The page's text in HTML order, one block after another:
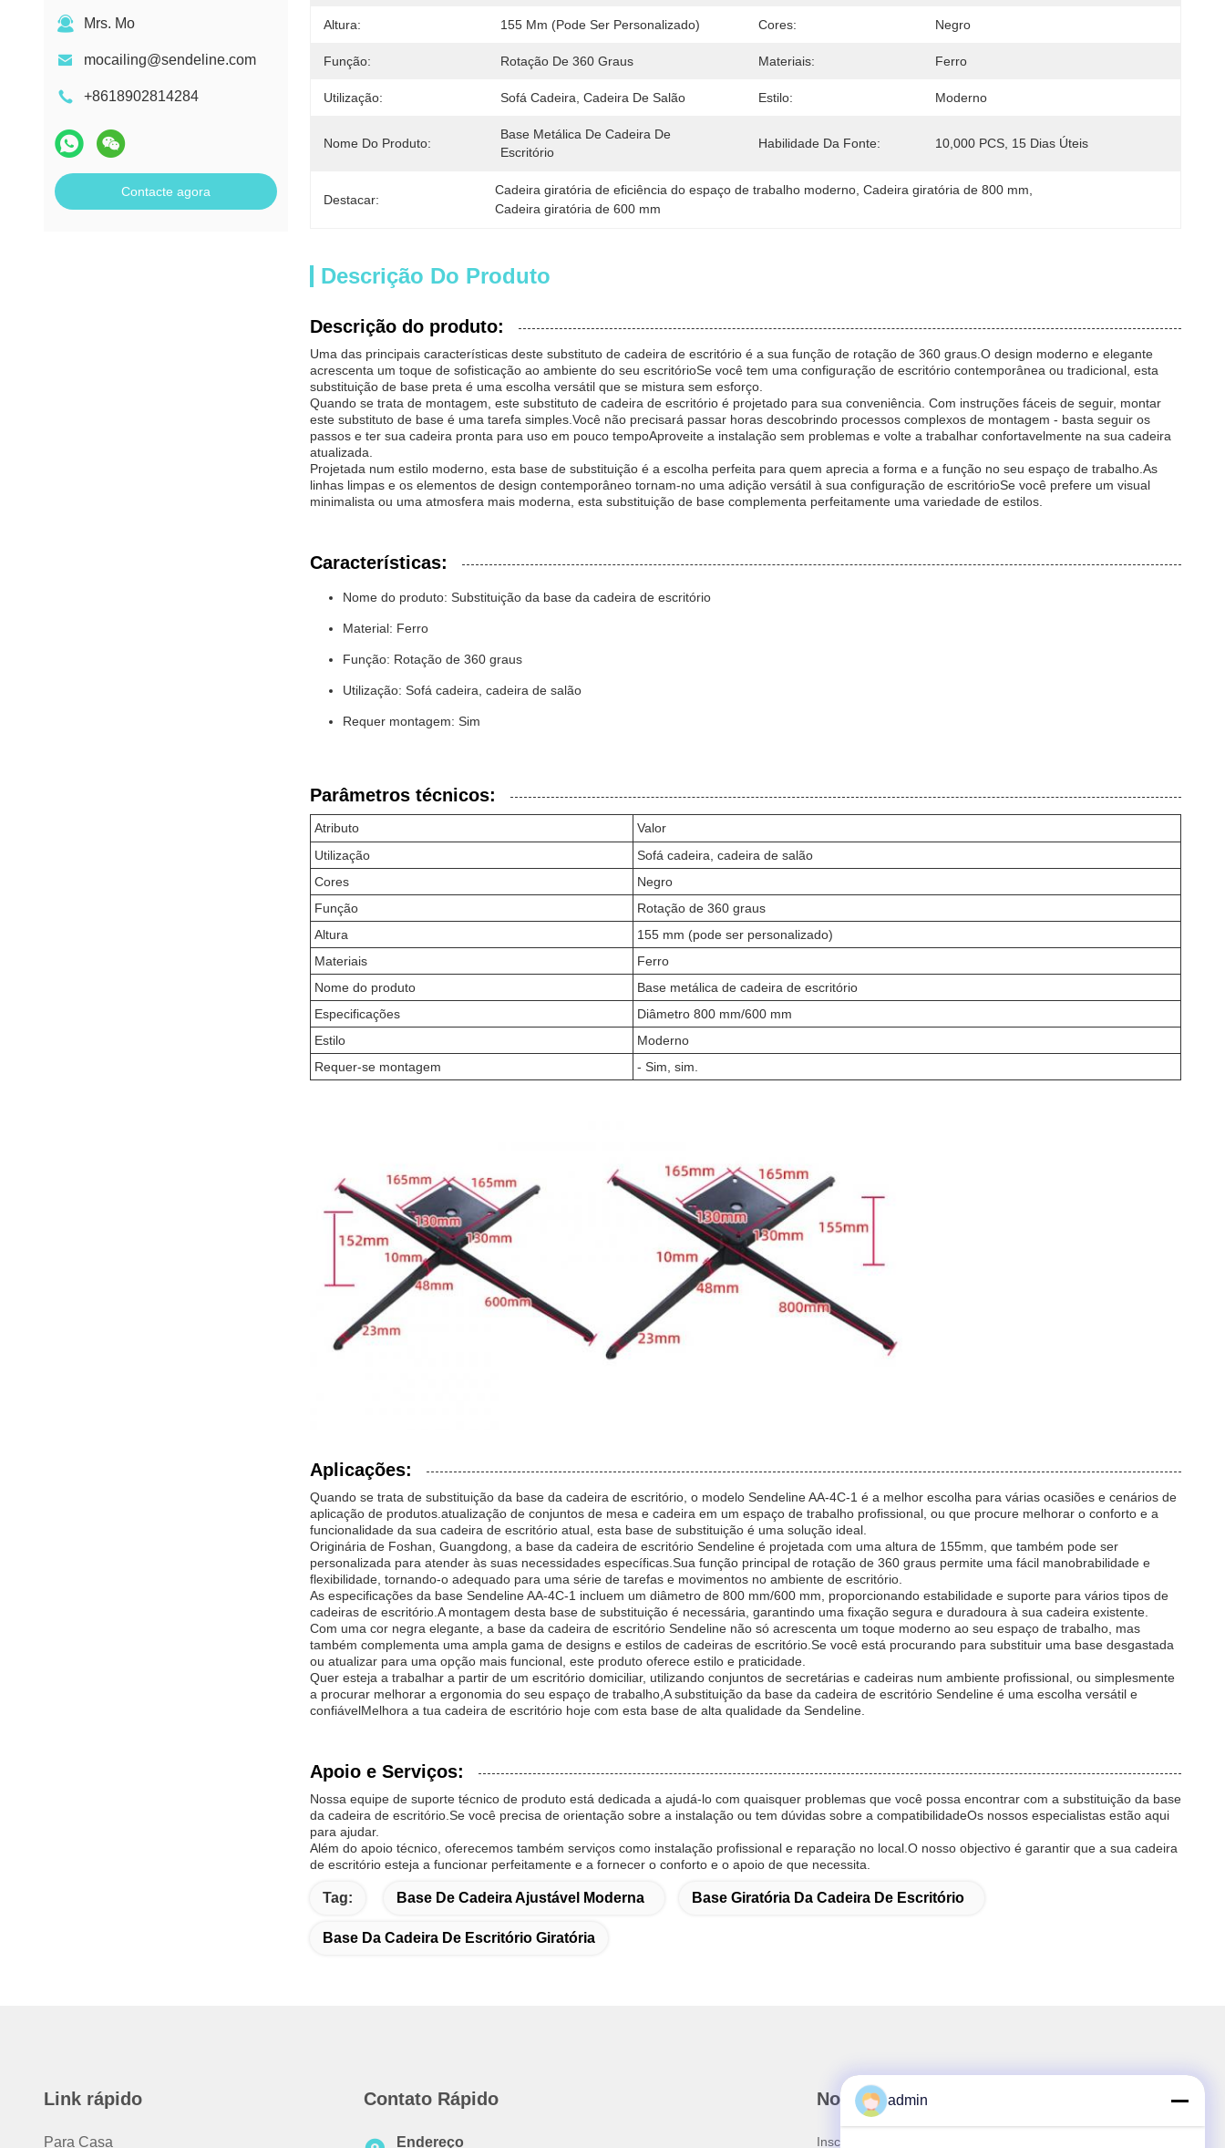
Mrs. Mo
mocailing@sendeline.com
+8618902814284
Contacte agora
Altura: 155 Mm (pode Ser Personalizado) Cores: Negro
Função: Rotação De 360 Graus Materiais: Ferro
Utilização: Sofá Cadeira, Cadeira De Salão Estilo: Moderno
Nome Do Produto:
Base Metálica De Cadeira De
Escritório
Habilidade Da Fonte: 10,000 PCS, 15 Dias Úteis
Destacar:
Cadeira giratória de eficiência do espaço de trabalho moderno , Cadeira giratória de 800 mm
Cadeira giratória de 600 mm
Descrição Do Produto
Descrição do produto:
Uma das principais características deste substituto de cadeira de escritório é a sua função de rotação de 360 graus.O design moderno e elegante
acrescenta um toque de sofisticação ao ambiente do seu escritórioSe você tem uma configuração de escritório contemporânea ou tradicional, esta
substituição de base preta é uma escolha versátil que se mistura sem esforço.
Quando se trata de montagem, este substituto de cadeira de escritório é projetado para sua conveniência. Com instruções fáceis de seguir, montar
este substituto de base é uma tarefa simples.Você não precisará passar horas descobrindo processos complexos de montagem - basta seguir os
passos e ter sua cadeira pronta para uso em pouco tempoAproveite a instalação sem problemas e volte a trabalhar confortavelmente na sua cadeira
atualizada.
Projetada num estilo moderno, esta base de substituição é a escolha perfeita para quem aprecia a forma e a função no seu espaço de trabalho.As
linhas limpas e os elementos de design contemporâneo tornam-no uma adição versátil à sua configuração de escritórioSe você prefere um visual
minimalista ou uma atmosfera mais moderna, esta substituição de base complementa perfeitamente uma variedade de estilos.
Características:
Nome do produto: Substituição da base da cadeira de escritório
Material: Ferro
Função: Rotação de 360 graus
Utilização: Sofá cadeira, cadeira de salão
Requer montagem: Sim
Parâmetros técnicos:
Atributo
Valor
Utilização
Sofá cadeira, cadeira de salão
Cores
Negro
Função
Rotação de 360 graus
Altura
155 mm (pode ser personalizado)
Materiais
Ferro
Nome do produto
Base metálica de cadeira de escritório
Especificações
Diâmetro 800 mm/600 mm
Estilo
Moderno
Requer-se montagem
- Sim, sim.
Aplicações:
Quando se trata de substituição da base da cadeira de escritório, o modelo Sendeline AA-4C-1 é a melhor escolha para várias ocasiões e cenários de
aplicação de produtos.atualização de conjuntos de mesa e cadeira em um espaço de trabalho profissional, ou que procure melhorar o conforto e a
funcionalidade da sua cadeira de escritório atual, esta base de substituição é uma solução ideal.
Originária de Foshan, Guangdong, a base da cadeira de escritório Sendeline é projetada com uma altura de 155mm, que também pode ser
personalizada para atender às suas necessidades específicas.Sua função principal de rotação de 360 graus permite uma fácil manobrabilidade e
flexibilidade, tornando-o adequado para uma série de tarefas e movimentos no ambiente de escritório.
As especificações da base Sendeline AA-4C-1 incluem um diâmetro de 800 mm/600 mm, proporcionando estabilidade e suporte para vários tipos de
cadeiras de escritório.A montagem desta base de substituição é necessária, garantindo uma fixação segura e duradoura à sua cadeira existente.
Com uma cor negra elegante, a base da cadeira de escritório Sendeline não só acrescenta um toque moderno ao seu espaço de trabalho, mas
também complementa uma ampla gama de designs e estilos de cadeiras de escritório.Se você está procurando para substituir uma base desgastada
ou atualizar para uma opção mais funcional, este produto oferece estilo e praticidade.
Quer esteja a trabalhar a partir de um escritório domiciliar, utilizando conjuntos de secretárias e cadeiras num ambiente profissional, ou simplesmente
a procurar melhorar a ergonomia do seu espaço de trabalho,A substituição da base da cadeira de escritório Sendeline é uma escolha versátil e
confiávelMelhora a tua cadeira de escritório hoje com esta base de alta qualidade da Sendeline.
Apoio e Serviços:
Nossa equipe de suporte técnico de produto está dedicada a ajudá-lo com quaisquer problemas que você possa encontrar com a substituição da base
da cadeira de escritório.Se você precisa de orientação sobre a instalação ou tem dúvidas sobre a compatibilidadeOs nossos especialistas estão aqui
para ajudar.
Além do apoio técnico, oferecemos também serviços como instalação profissional e reparação no local.O nosso objectivo é garantir que a sua cadeira
de escritório esteja a funcionar perfeitamente e a fornecer o conforto e o apoio de que necessita.
Tag: Base De Cadeira Ajustável Moderna Base Giratória Da Cadeira De Escritório
Base Da Cadeira De Escritório Giratória
Link rápido
Para Casa
Contato Rápido
Endereço
Nossa Newsletter
Inscreva-se no nosso boletim informativo para obter descontos
admin